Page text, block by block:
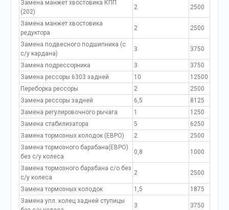
Замена манжет хвостовика КПП
(202)
2 2500
Замена манжет хвостовика
редуктора
2 2500
Замена подвесного подшипника (с
с/у кардана)
3 3750
Замена подрессорника 3
3750
Замена рессоры 6303 задней
10
12500
Переборка рессоры
2
2500
Замена рессоры задней
6,5
8125
Замена регулировочного рычага
1
1250
Замена стабилизатора
5
6250
Замена тормозных колодок (ЕВРО)
2
2500
Замена тормозного барабана(ЕВРО)
без с/у колеса
0,8 1000
Замена тормозного барабана с/о без
с/у колеса
2 2500
Замена тормозных колодок 1,5
1875
Замена упл. колец задней ступицы
3 3750